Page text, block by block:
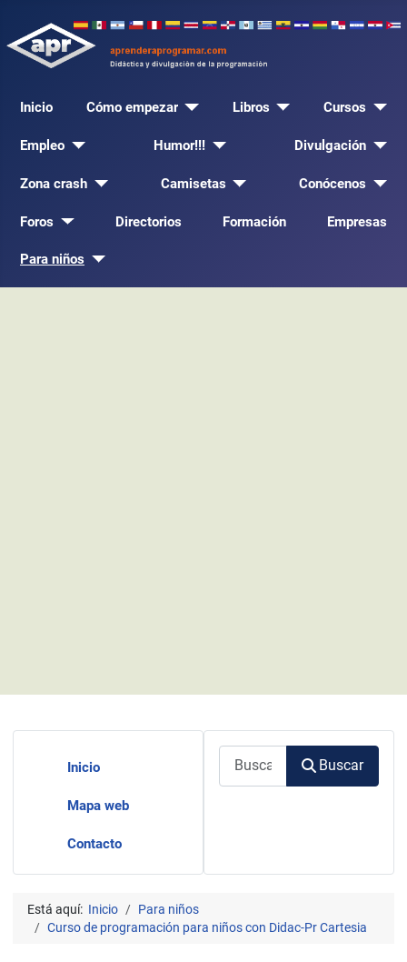
Inicio Cómo empezar Libros Cursos
Empleo Humor!!! Divulgación
Zona crash Camisetas Conócenos
Foros Directorios Formación Empresas
Para niños
Inicio
Mapa web
Contacto
Buscar
Está aquí: Inicio
Para niños
Curso de programación para niños con Didac-Pr Cartesia